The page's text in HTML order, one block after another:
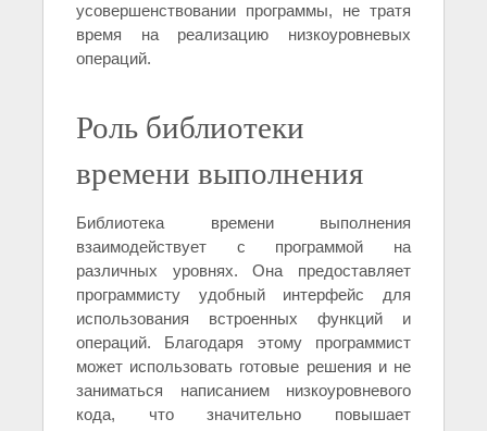
усовершенствовании программы, не тратя
время на реализацию низкоуровневых
операций.
Роль библиотеки
времени выполнения
Библиотека времени выполнения
взаимодействует с программой на
различных уровнях. Она предоставляет
программисту удобный интерфейс для
использования встроенных функций и
операций. Благодаря этому программист
может использовать готовые решения и не
заниматься написанием низкоуровневого
кода, что значительно повышает